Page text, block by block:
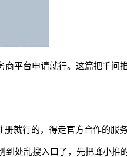
平台申请就行。这篇把千问
册就行的，得走官方合作的服
处乱搜入口了，先把蜂小推